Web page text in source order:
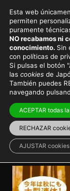
Eventos y festivales
La
Japón,
poco
Ciertos años
en septiembre
problemas
Viajar a Japón >
Esta web
permiten
puramente
NO recabamos ni
conocimiento. Sin
con políticas de
Si pulsas el botón
las cookies de
También puedes
navegando
ACEPTAR todas
RECHAZAR
AJUSTAR cookies